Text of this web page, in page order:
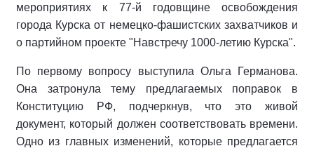
мероприятиях к 77-й годовщине освобождения
города Курска от немецко-фашистских захватчиков и
о партийном проекте "Навстречу 1000-летию Курска".
По первому вопросу выступила Ольга Германова.
Она затронула тему предлагаемых поправок в
Конституцию РФ, подчеркнув, что это живой
документ, который должен соответствовать времени.
Одно из главных изменений, которые предлагается